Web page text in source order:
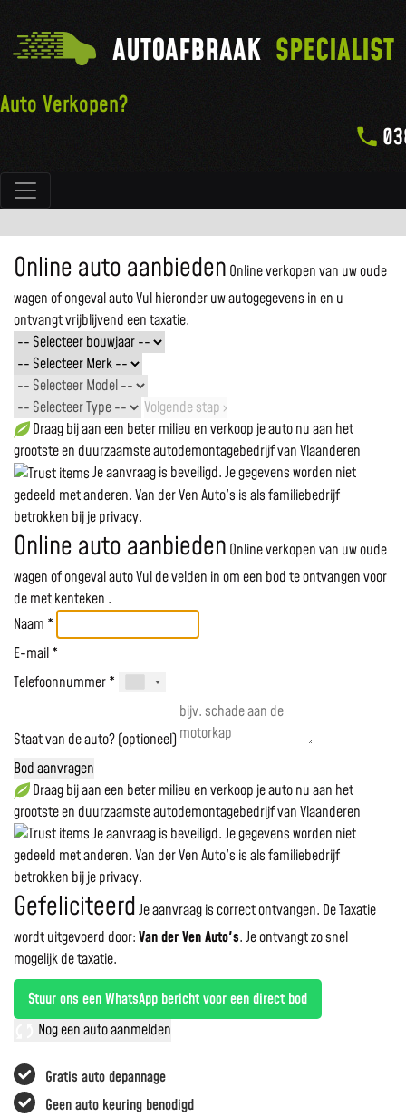
Hoofdnavigatie
AUTOAFBRAAK SPECIALIST
Auto Verkopen?
Gratis auto depannage
Geen auto keuring benodigd
Online auto aanbieden Online verkopen van uw oude
wagen of ongeval autoVul hieronder uw autogegevens in en u
ontvangt vrijblijvend een taxatie.
Volgende stap ›
Draag bij aan een beter milieu en verkoop je auto nu aan het
grootste en duurzaamste autodemontagebedrijf van Vlaanderen
Je aanvraag is beveiligd. Je gegevens worden niet
gedeeld met anderen. Van der Ven Auto's is als familiebedrijf
betrokken bij je privacy.
Online auto aanbieden Online verkopen van uw oude
wagen of ongeval autoVul de velden in om een bod te ontvangen voor
demet kenteken .
Naam *
E-mail *
Telefoonnummer *
Staat van de auto? (optioneel)
Bod aanvragen
Draag bij aan een beter milieu en verkoop je auto nu aan het
grootste en duurzaamste autodemontagebedrijf van Vlaanderen
Je aanvraag is beveiligd. Je gegevens worden niet
gedeeld met anderen. Van der Ven Auto's is als familiebedrijf
betrokken bij je privacy.
GefeliciteerdJe aanvraag is correct ontvangen. De Taxatie
wordt uitgevoerd door:Van der Ven Auto's.Je ontvangt zo snel
mogelijk de taxatie.
Stuur ons een WhatsApp bericht voor een direct bod
Nog een auto aanmelden